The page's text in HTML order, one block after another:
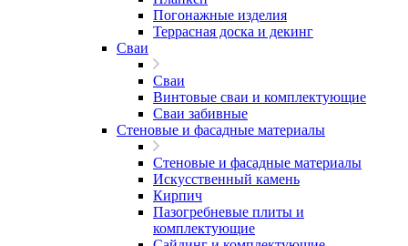
Погонажные изделия
Террасная доска и декинг
Сваи
Сваи
Винтовые сваи и комплектующие
Сваи забивные
Стеновые и фасадные материалы
Стеновые и фасадные материалы
Искусственный камень
Кирпич
Пазогребневые плиты и
комплектующие